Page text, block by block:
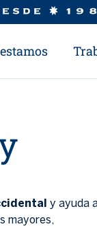
y ayuda
mayores,